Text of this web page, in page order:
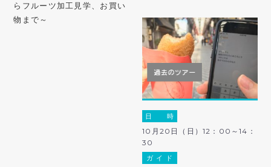
らフルーツ加工見学、お買い
物まで～
日 時
10月20日（日）12：00～14：
30
ガ イ ド